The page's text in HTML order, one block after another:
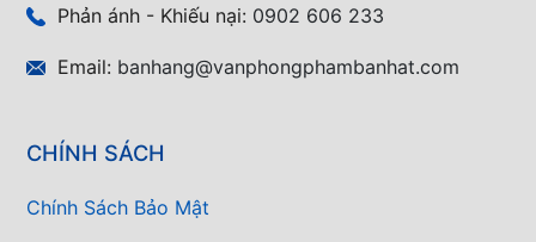
Phản ánh - Khiếu nại: 0902 606 233
Email: banhang@vanphongphambanhat.com
CHÍNH SÁCH
Chính Sách Bảo Mật